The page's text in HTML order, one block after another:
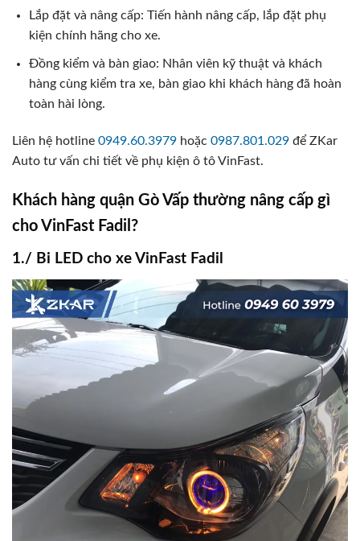
Lắp đặt và nâng cấp: Tiến hành nâng cấp, lắp đặt phụ
kiện chính hãng cho xe.
Đồng kiểm và bàn giao: Nhân viên kỹ thuật và khách
hàng cùng kiểm tra xe, bàn giao khi khách hàng đã hoàn
toàn hài lòng.
Liên hệ hotline 0949.60.3979 hoặc 0987.801.029 để ZKar
Auto tư vấn chi tiết về phụ kiện ô tô VinFast.
Khách hàng quận Gò Vấp thường nâng cấp gì
cho VinFast Fadil?
1./ Bi LED cho xe VinFast Fadil